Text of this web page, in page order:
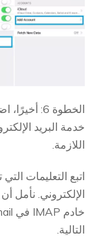
الخطوة 6:
خدمة البريد
اللازمة.
اتبع التعليمات
الإلكتروني. نأمل
التالية.